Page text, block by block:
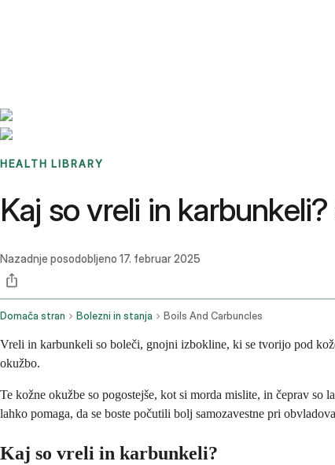
HEALTH LIBRARY
Kaj so vreli in
Nazadnje posodobljeno 17. februar 2025
Domača stran Bolezni in stanja Boils And Carbuncles
Vreli in karbunkeli so boleči, gnojni izbokline, ki se tvorijo pod
okužbo.
Te kožne okužbe so pogostejše, kot si morda mislite, in čeprav
lahko pomaga, da se boste počutili bolj samozavestne pri
Kaj so vreli in karbunkeli?